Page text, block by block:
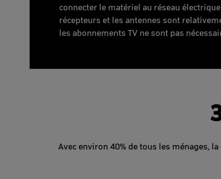
connecter le matériel au réseau
récepteurs et les antennes sont
les abonnements TV ne sont pas
Avec environ 40% de tous les ménages,